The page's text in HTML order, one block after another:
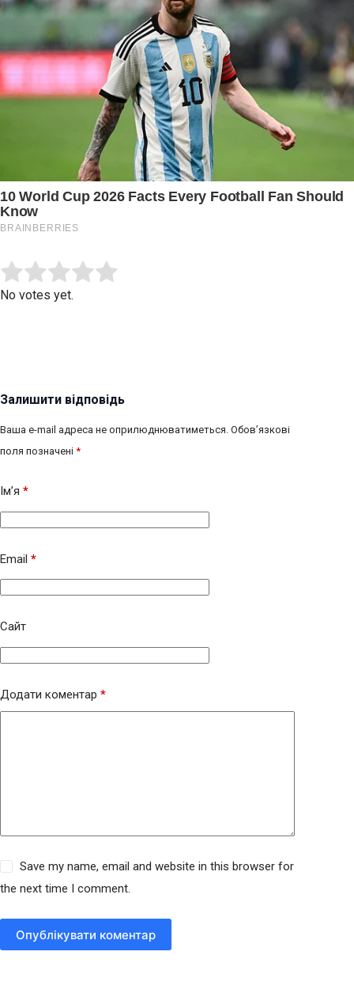
Rate this item:
No votes yet.
Залишити відповідь
Ваша e-mail адреса не оприлюднюватиметься. Обов’язкові
поля позначені *
Ім’я *
Email *
Сайт
Додати коментар *
Save my name, email and website in this browser for
the next time I comment.
Опублікувати коментар